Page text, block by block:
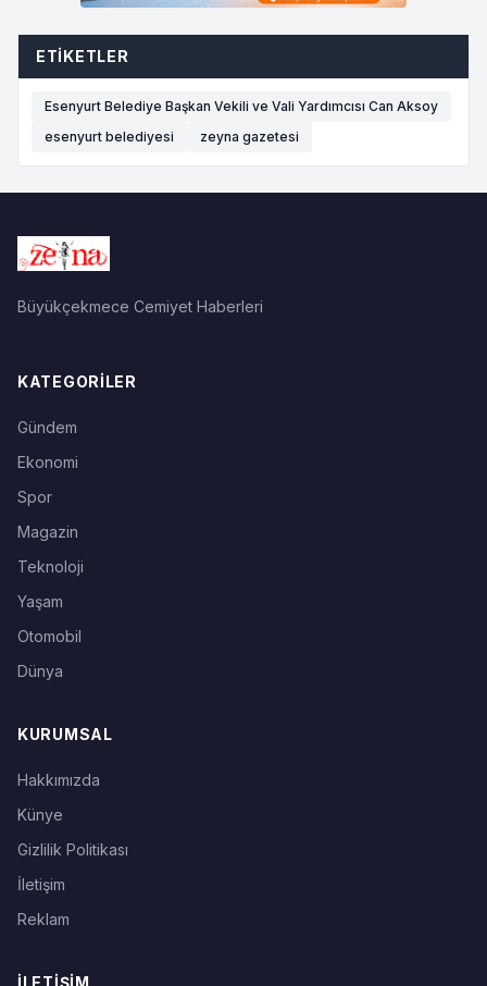
ETIKETLER
Esenyurt Belediye Başkan Vekili ve Vali Yardımcısı Can Aksoy
esenyurt belediyesi
zeyna gazetesi
Büyükçekmece Cemiyet Haberleri
KATEGORILER
Gündem
Ekonomi
Spor
Magazin
Teknoloji
Yaşam
Otomobil
Dünya
KURUMSAL
Hakkımızda
Künye
Gizlilik Politikası
İletişim
Reklam
İLETIŞIM